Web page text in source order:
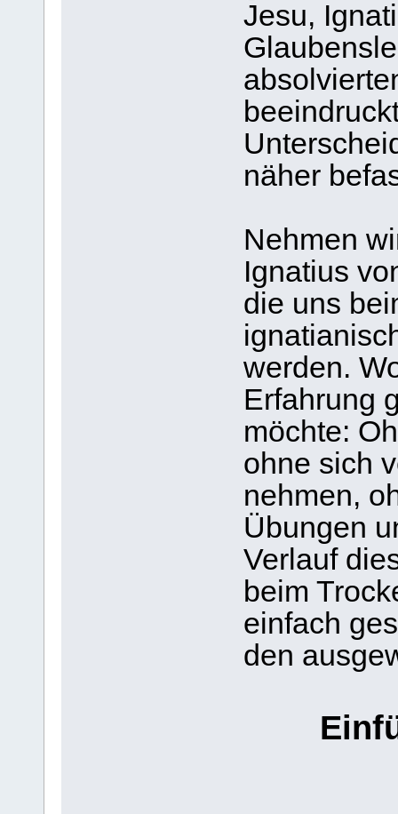
Jesu,
näher
Nehmen
Ignatius
die uns
werden.
Erfahrung
möchte:
ohne sich
nehmen,
Übungen
Verlauf
beim
einfach
den